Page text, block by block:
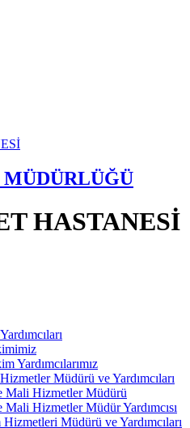
HASTANESİ
Yardımcılarımız
Müdürü ve Yardımcıları
Mali Hizmetler Müdürü
Mali Hizmetler Müdür Yardımcısı
Hizmetleri Müdürü ve Yardımcıları